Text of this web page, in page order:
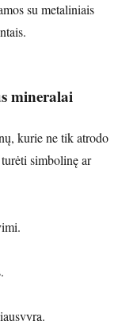
su metaliniais
mineralai
kurie ne tik atrodo
simbolinę ar